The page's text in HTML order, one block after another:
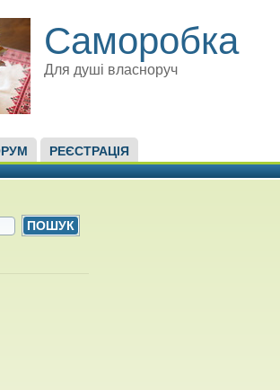
Саморобка
Для душі власноруч
РЕЄСТРАЦІЯ